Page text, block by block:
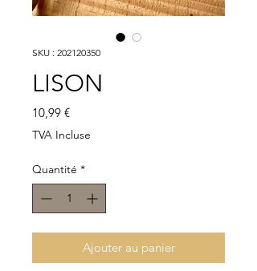
SKU : 202120350
LISON
10,99 €Prix
TVA Incluse
Quantité *
Ajouter au panier